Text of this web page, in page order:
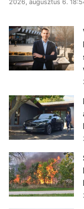
2026, augusztus 6.